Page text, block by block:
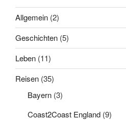
Allgemein (2)
Geschichten (5)
Leben (11)
Reisen (35)
Bayern (3)
Coast2Coast England (9)